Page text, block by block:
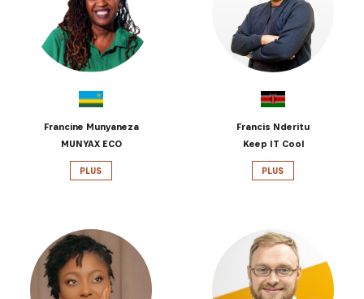
Francine Munyaneza
MUNYAX ECO
PLUS
Francis Nderitu
Keep IT Cool
PLUS